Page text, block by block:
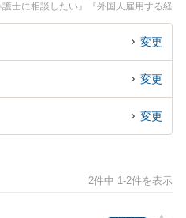
士に相談したい』『外国人雇用する経
内の弁護士に相談予約したい』などで
変更
変更
変更
2件中 1-2件を表示